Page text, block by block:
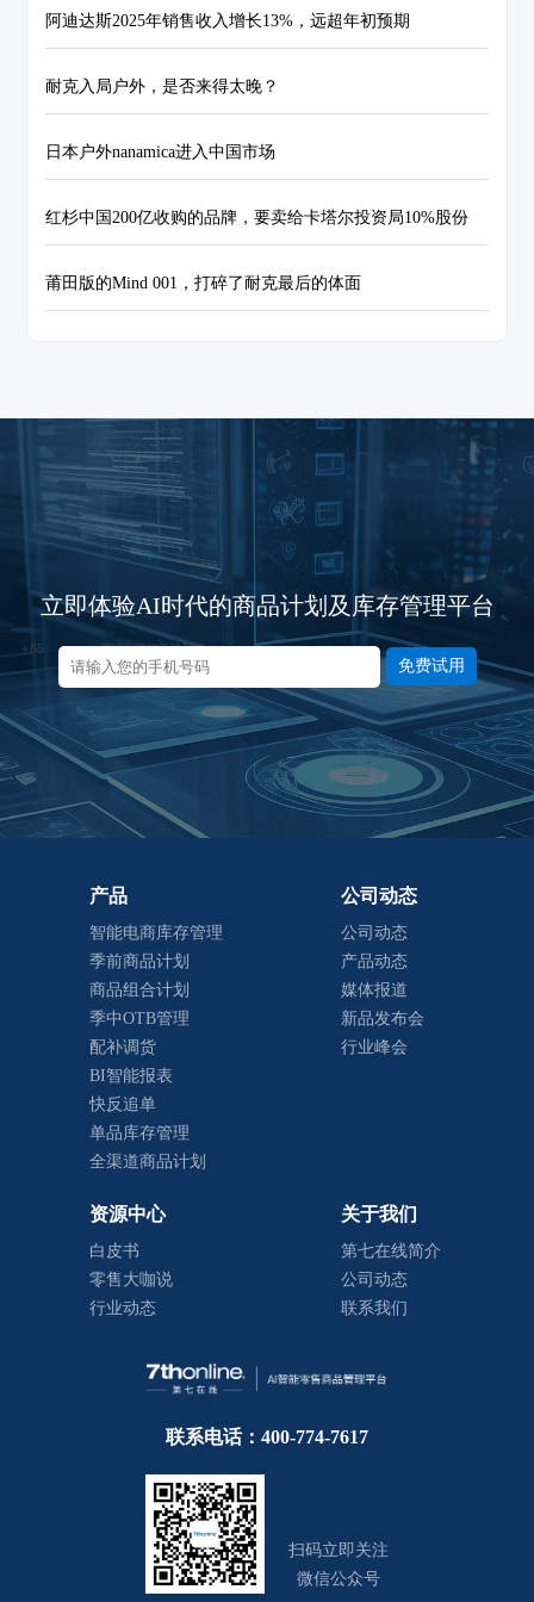
阿迪达斯2025年销售收入增长13%，远超年初预期
耐克入局户外，是否来得太晚？
日本户外nanamica进入中国市场
红杉中国200亿收购的品牌，要卖给卡塔尔投资局10%股份
莆田版的Mind 001，打碎了耐克最后的体面
立即体验AI时代的商品计划及库存管理平台
免费试用
产品
智能电商库存管理
季前商品计划
商品组合计划
季中OTB管理
配补调货
BI智能报表
快反追单
单品库存管理
全渠道商品计划
公司动态
公司动态
产品动态
媒体报道
新品发布会
行业峰会
资源中心
白皮书
零售大咖说
行业动态
关于我们
第七在线简介
公司动态
联系我们
联系电话：400-774-7617
扫码立即关注
微信公众号